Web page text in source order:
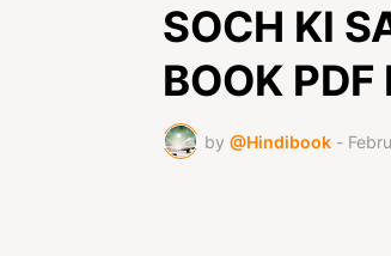
SOCH KI
BOOK
by @Hindibook -